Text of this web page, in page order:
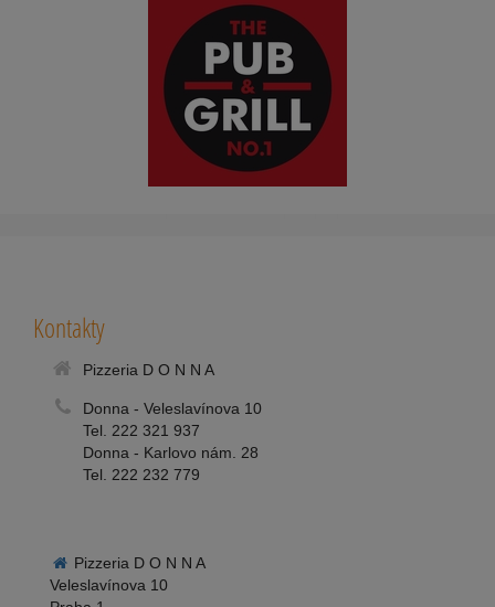
Kontakty
Pizzeria D O N N A
Donna - Veleslavínova 10
Tel. 222 321 937
Donna - Karlovo nám. 28
Tel. 222 232 779
Pizzeria D O N N A
Veleslavínova 10